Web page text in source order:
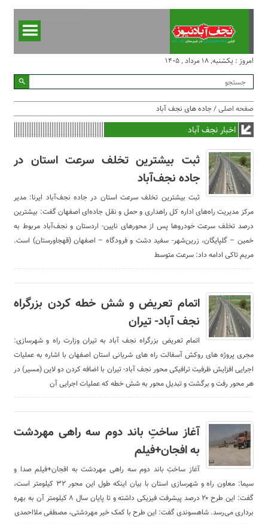
امروز : یکشنبه, ۱۸ مرداد , ۱۴۰۵
صفحه اصلی/ جاده های نجف آباد
اخبار نجف آباد
ثبت بیشترین تخلف سرعت استان در
جاده نجف‌آباد
ثبت بیشترین تخلف سرعت استان در جاده نجف‌آباد ایرنا: مدیر
مرکز مدیریت راه‌های اداره کل راهداری و حمل‌ و نقل جاده‌ای اصفهان گفت: بیشترین
درصد تخلف سرعت خودروها پس از محورهای نایین- اردستان و نجف‌آباد مربوط به
خمین – گلپایگان، زرین‌شهر- سفید دشت و فرودگاه – اصفهان (قهجاورستان) است.
مریم تاکی ادامه داد: سرعت متوسط
اتمام تعریض و شش خطه کردن بزرگراه
نجف آباد- تیران
اتمام تعریض بزرگراه نجف آباد به تیران وزارت راه و شهرسازی:
مجری پروژه های روکش آسفالت راه های شریانی استان اصفهان با اشاره به عملیات
اجرایی افزایش ظرفیت ترافیکی محور نجف آباد- تیران با اضافه کردن دو لاین (مسیر) در
هر محور رفت و برگشت و تبدیل محور به شش خطه که عملیات اجرایی آن
آغاز ساختِ باند دوم سه راهی مهردشت
به افجان+فیلم
آغاز ساختِ باند دوم سه راهی مهردشت به افجان+فیلم صدا و
سیما: معاون راه و شهرسازی استان با بیان اینکه طول این محور ۳۲ کیلومتر است،
گفت: این طرح ۲۰ درصد پیشرفت فیزیکی داشته و تا پایان سال ۸ کیلومتر آن به بهره
برداری می‌رسد. شاهسوندی گفت: این طرح با کمک خیر مهردشتی، مصطفی ملااحمدی